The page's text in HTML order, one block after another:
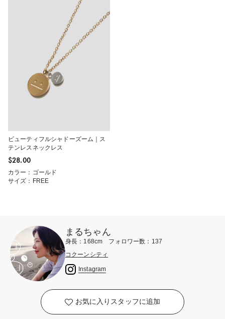
ビューティフルシャドーズーム｜ス
テンレスネックレス
$‌28.00
カラー：ゴールド
サイズ：FREE
まるちゃん
身長：168cm フォロワー数：137
コクーンシティ
Instagram
お気に入りスタッフに追加